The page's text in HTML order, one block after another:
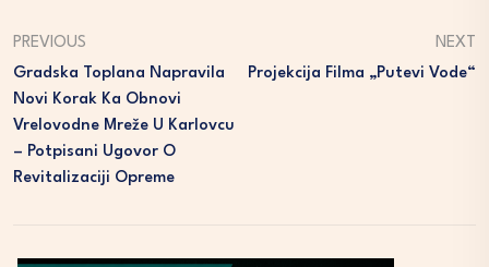
PREVIOUS
Gradska Toplana Napravila
Novi Korak Ka Obnovi
Vrelovodne Mreže U Karlovcu
– Potpisani Ugovor O
Revitalizaciji Opreme
NEXT
Projekcija Filma „Putevi Vode“